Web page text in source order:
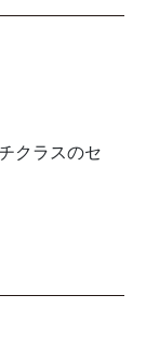
クラスのセ